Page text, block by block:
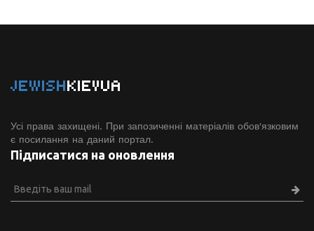
JEWISHKIEVUA
Усі права захищені. При запозиченні матеріалів обов'язковим
є посилання на даний портал.
Підписатися на оновлення